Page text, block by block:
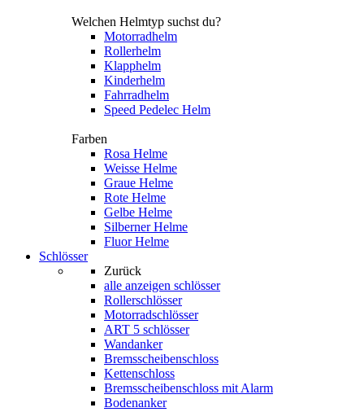
Welchen Helmtyp suchst du?
Motorradhelm
Rollerhelm
Klapphelm
Kinderhelm
Fahrradhelm
Speed Pedelec Helm
Farben
Rosa Helme
Weisse Helme
Graue Helme
Rote Helme
Gelbe Helme
Silberner Helme
Fluor Helme
Schlösser
Zurück
alle anzeigen schlösser
Rollerschlösser
Motorradschlösser
ART 5 schlösser
Wandanker
Bremsscheibenschloss
Kettenschloss
Bremsscheibenschloss mit Alarm
Bodenanker